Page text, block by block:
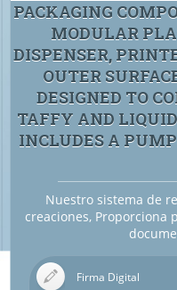
PACKAGING
MODULAR
DISPENSER,
OUTER
DESIGNED TO
TAFFY AND
INCLUDES A
Nuestro sistema de
creaciones, Proporciona
Firma Digital